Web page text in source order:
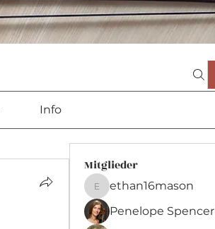
Info
Mitglieder
ethan16mason
ethan16mason
Penelope Spencer